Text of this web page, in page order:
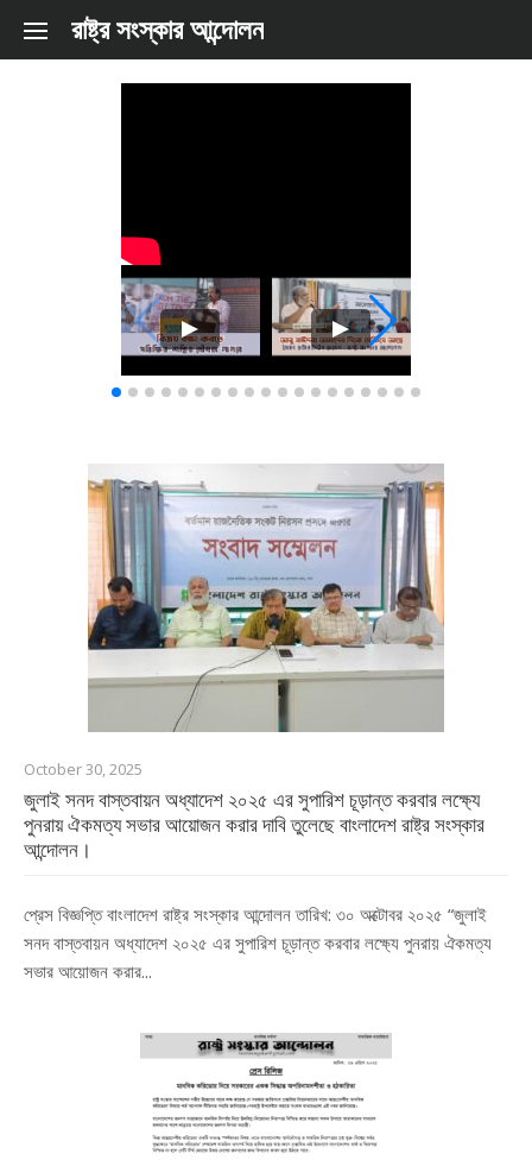
Skip to content
রাষ্ট্র সংস্কার আন্দোলন
October 30, 2025
জুলাই সনদ বাস্তবায়ন অধ্যাদেশ ২০২৫ এর সুপারিশ চূড়ান্ত করবার লক্ষ্যে
পুনরায় ঐকমত্য সভার আয়োজন করার দাবি তুলেছে বাংলাদেশ রাষ্ট্র সংস্কার
আন্দোলন।
প্রেস বিজ্ঞপ্তি বাংলাদেশ রাষ্ট্র সংস্কার আন্দোলন তারিখ: ৩০ অক্টোবর ২০২৫ “জুলাই
সনদ বাস্তবায়ন অধ্যাদেশ ২০২৫ এর সুপারিশ চূড়ান্ত করবার লক্ষ্যে পুনরায় ঐকমত্য
সভার আয়োজন করার...